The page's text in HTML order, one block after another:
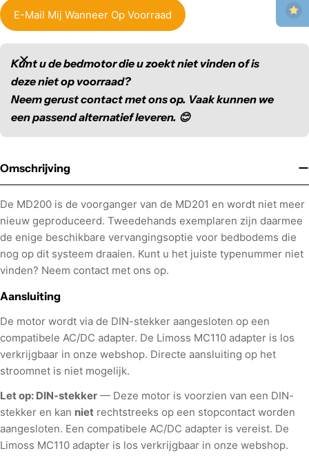
E-Mail Mij Wanneer Op Voorraad
Kunt u de bedmotor die u zoekt niet vinden of is
deze niet op voorraad?
Neem gerust contact met ons op. Vaak kunnen we
een passend alternatief leveren. 😊
Omschrijving
De MD200 is de voorganger van de MD201 en wordt niet meer
nieuw geproduceerd. Tweedehands exemplaren zijn daarmee
de enige beschikbare vervangingsoptie voor bedbodems die
nog op dit systeem draaien. Kunt u het juiste typenummer niet
vinden? Neem contact met ons op.
Aansluiting
De motor wordt via de DIN-stekker aangesloten op een
compatibele AC/DC adapter. De Limoss MC110 adapter is los
verkrijgbaar in onze webshop. Directe aansluiting op het
stroomnet is niet mogelijk.
Let op: DIN-stekker — Deze motor is voorzien van een DIN-
stekker en kan niet rechtstreeks op een stopcontact worden
aangesloten. Een compatibele AC/DC adapter is vereist. De
Limoss MC110 adapter is los verkrijgbaar in onze webshop.